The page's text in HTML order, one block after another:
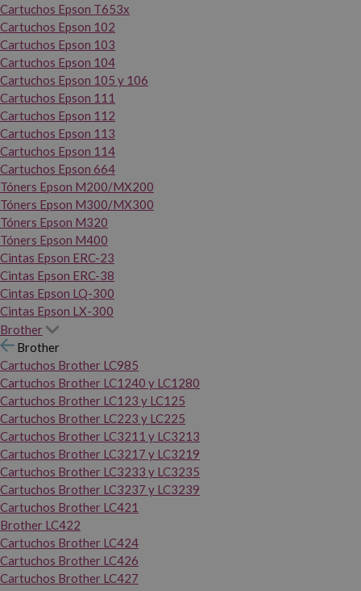
Cartuchos Epson T653x
Cartuchos Epson 102
Cartuchos Epson 103
Cartuchos Epson 104
Cartuchos Epson 105 y 106
Cartuchos Epson 111
Cartuchos Epson 112
Cartuchos Epson 113
Cartuchos Epson 114
Cartuchos Epson 664
Tóners Epson M200/MX200
Tóners Epson M300/MX300
Tóners Epson M320
Tóners Epson M400
Cintas Epson ERC-23
Cintas Epson ERC-38
Cintas Epson LQ-300
Cintas Epson LX-300
Brother
Brother
Cartuchos Brother LC985
Cartuchos Brother LC1240 y LC1280
Cartuchos Brother LC123 y LC125
Cartuchos Brother LC223 y LC225
Cartuchos Brother LC3211 y LC3213
Cartuchos Brother LC3217 y LC3219
Cartuchos Brother LC3233 y LC3235
Cartuchos Brother LC3237 y LC3239
Cartuchos Brother LC421
Brother LC422
Cartuchos Brother LC424
Cartuchos Brother LC426
Cartuchos Brother LC427